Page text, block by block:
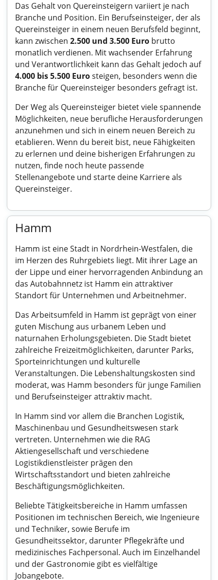
Das Gehalt von Quereinsteigern variiert je nach
Branche und Position. Ein Berufseinsteiger, der als
Quereinsteiger in einem neuen Berufsfeld beginnt,
kann zwischen 2.500 und 3.500 Euro brutto
monatlich verdienen. Mit wachsender Erfahrung
und Verantwortlichkeit kann das Gehalt jedoch auf
4.000 bis 5.500 Eurosteigen, besonders wenn die
Branche für Quereinsteiger besonders gefragt ist.
Der Weg als Quereinsteiger bietet viele spannende
Möglichkeiten, neue berufliche Herausforderungen
anzunehmen und sich in einem neuen Bereich zu
etablieren. Wenn du bereit bist, neue Fähigkeiten
zu erlernen und deine bisherigen Erfahrungen zu
nutzen, finde noch heute passende
Stellenangebote und starte deine Karriere als
Quereinsteiger.
Hamm
Hamm ist eine Stadt in Nordrhein-Westfalen, die
im Herzen des Ruhrgebiets liegt. Mit ihrer Lage an
der Lippe und einer hervorragenden Anbindung an
das Autobahnnetz ist Hamm ein attraktiver
Standort für Unternehmen und Arbeitnehmer.
Das Arbeitsumfeld in Hamm ist geprägt von einer
guten Mischung aus urbanem Leben und
naturnahen Erholungsgebieten. Die Stadt bietet
zahlreiche Freizeitmöglichkeiten, darunter Parks,
Sporteinrichtungen und kulturelle
Veranstaltungen. Die Lebenshaltungskosten sind
moderat, was Hamm besonders für junge Familien
und Berufseinsteiger attraktiv macht.
In Hamm sind vor allem die Branchen Logistik,
Maschinenbau und Gesundheitswesen stark
vertreten. Unternehmen wie die RAG
Aktiengesellschaft und verschiedene
Logistikdienstleister prägen den
Wirtschaftsstandort und bieten zahlreiche
Beschäftigungsmöglichkeiten.
Beliebte Tätigkeitsbereiche in Hamm umfassen
Positionen im technischen Bereich, wie Ingenieure
und Techniker, sowie Berufe im
Gesundheitssektor, darunter Pflegekräfte und
medizinisches Fachpersonal. Auch im Einzelhandel
und der Gastronomie gibt es vielfältige
Jobangebote.